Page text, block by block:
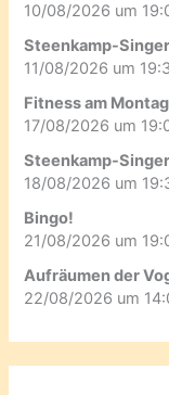
10/08/2026 um
Steenkamp-
11/08/2026 um
Fitness am Montag
17/08/2026 um
Steenkamp-
18/08/2026 um
Bingo!
21/08/2026 um
Aufräumen der
22/08/2026 um